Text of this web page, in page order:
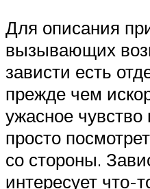
Для описания
вызывающих
зависти есть
прежде чем
ужасное
просто
со стороны.
интересует что-